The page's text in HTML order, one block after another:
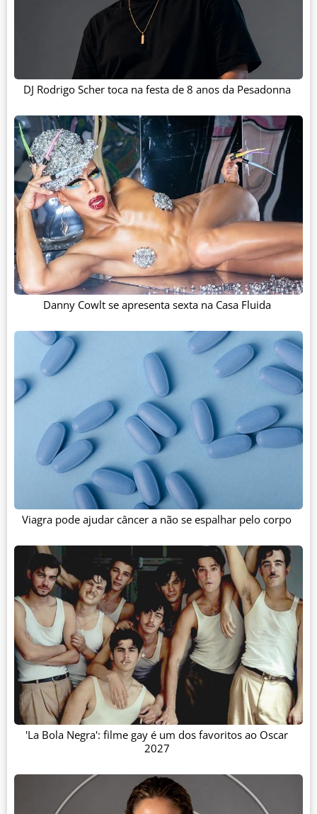
DJ Rodrigo Scher toca na festa de 8 anos da Pesadonna
Danny Cowlt se apresenta sexta na Casa Fluida
Viagra pode ajudar câncer a não se espalhar pelo corpo
'La Bola Negra': filme gay é um dos favoritos ao Oscar
2027